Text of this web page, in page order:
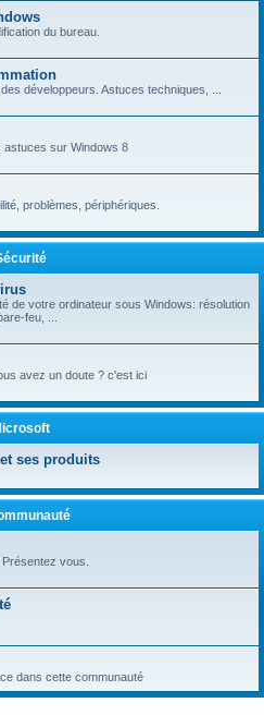
du bureau.
développeurs. Astuces techniques, ...
astuces sur Windows 8
problèmes, périphériques.
de votre ordinateur sous Windows: résolution
feu, ...
avez un doute ? c'est ici
ses produits
vous.
dans cette communauté